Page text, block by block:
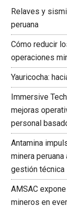
Relaves y
peruana
Cómo reducir
operaciones
Yauricocha:
Immersive
mejoras
personal
Antamina
minera
gestión técnica
AMSAC
mineros en